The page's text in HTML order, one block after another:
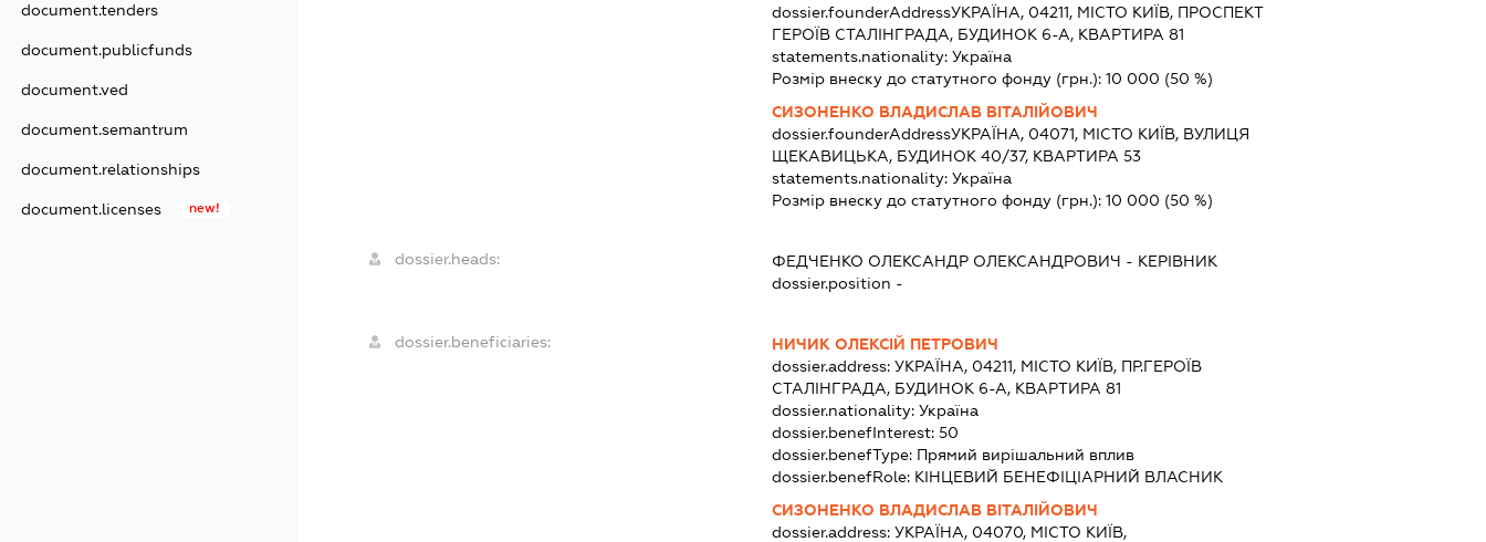
document.tenders
document.publicfunds
document.ved
document.semantrum
document.relationships
document.licenses new!
dossier.founderAddressУКРАЇНА, 04211, МІСТО КИЇВ, ПРОСПЕКТ
ГЕРОЇВ СТАЛІНГРАДА, БУДИНОК 6-А, КВАРТИРА 81
statements.nationality:Україна
Розмір внеску до статутного фонду (грн.):10 000 (50 %)
СИЗОНЕНКО ВЛАДИСЛАВ ВІТАЛІЙОВИЧ
dossier.founderAddressУКРАЇНА, 04071, МІСТО КИЇВ, ВУЛИЦЯ
ЩЕКАВИЦЬКА, БУДИНОК 40/37, КВАРТИРА 53
statements.nationality:Україна
Розмір внеску до статутного фонду (грн.):10 000 (50 %)
dossier.heads: ФЕДЧЕНКО ОЛЕКСАНДР ОЛЕКСАНДРОВИЧ - КЕРІВНИК
dossier.position -
dossier.beneficiaries:
НИЧИК ОЛЕКСІЙ ПЕТРОВИЧ
dossier.address:УКРАЇНА, 04211, МІСТО КИЇВ, ПР.ГЕРОЇВ
СТАЛІНГРАДА, БУДИНОК 6-А, КВАРТИРА 81
dossier.nationality:Україна
dossier.benefInterest:50
dossier.benefType: Прямий вирішальний вплив
dossier.benefRole: КІНЦЕВИЙ БЕНЕФІЦІАРНИЙ ВЛАСНИК
СИЗОНЕНКО ВЛАДИСЛАВ ВІТАЛІЙОВИЧ
dossier.address:УКРАЇНА, 04070, МІСТО КИЇВ,